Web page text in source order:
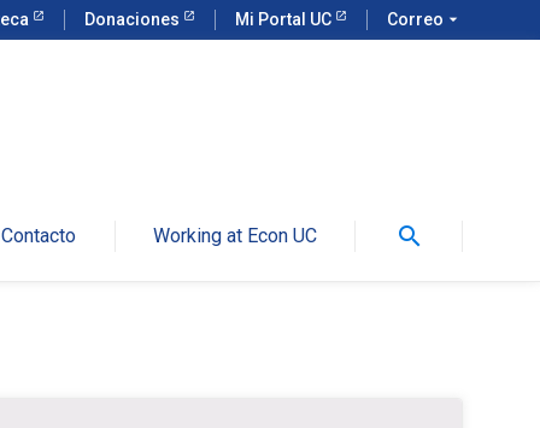
Donaciones Mi Portal UC Correo arrow_drop_down
Contacto Working at Econ UC search